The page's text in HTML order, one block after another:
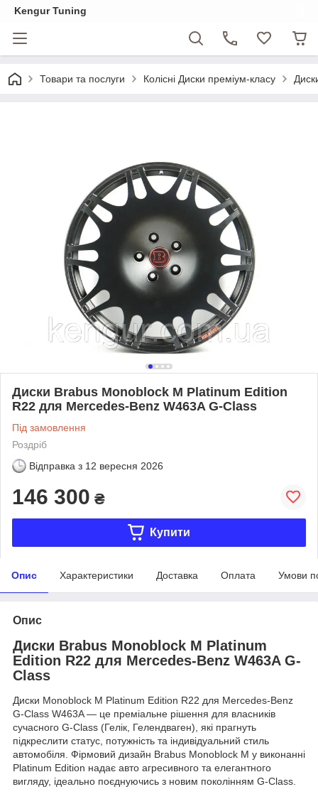
Kengur Tuning
Товари та послуги Колісні Диски преміум-класу
Диски Brabus Monoblock M Platinum Edition
R22 для Mercedes-Benz W463A G-Class
Під замовлення
Роздріб
Відправка з 12 вересня 2026
146 300 ₴
Купити
Опис Характеристики Доставка Оплата Умови
Опис
Диски Brabus Monoblock M Platinum
Edition R22 для Mercedes-Benz W463A G-
Class
Диски Monoblock M Platinum Edition R22 для Mercedes-Benz
G-Class W463A — це преміальне рішення для власників
сучасного G-Class (Гелік, Гелендваген), які прагнуть
підкреслити статус, потужність та індивідуальний стиль
автомобіля. Фірмовий дизайн Brabus Monoblock M у виконанні
Platinum Edition надає авто агресивного та елегантного
вигляду, ідеально поєднуючись з новим поколінням G-Class.